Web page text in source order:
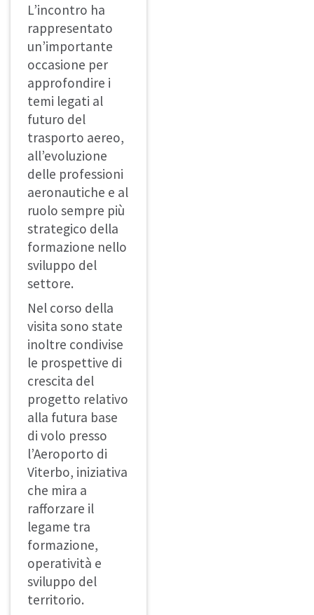
L’incontro ha
rappresentato
un’importante
occasione per
approfondire i
temi legati al
futuro del
trasporto aereo,
all’evoluzione
delle professioni
aeronautiche e al
ruolo sempre più
strategico della
formazione nello
sviluppo del
settore.
Nel corso della
visita sono state
inoltre condivise
le prospettive di
crescita del
progetto relativo
alla futura base
di volo presso
l’Aeroporto di
Viterbo, iniziativa
che mira a
rafforzare il
legame tra
formazione,
operatività e
sviluppo del
territorio.